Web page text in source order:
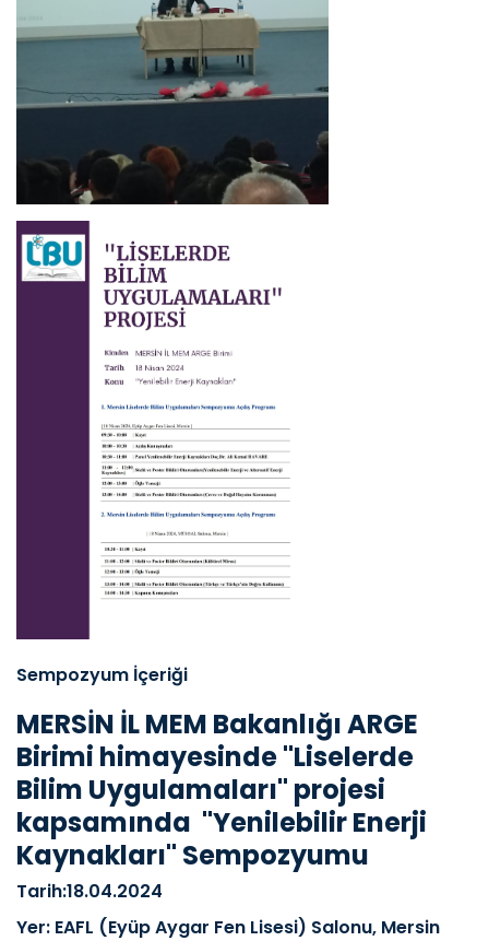
Sempozyum İçeriği
MERSİN İL MEM Bakanlığı ARGE
Birimi himayesinde "Liselerde
Bilim Uygulamaları" projesi
kapsamında "Yenilebilir Enerji
Kaynakları" Sempozyumu
Tarih:18.04.2024
Yer: EAFL (Eyüp Aygar Fen Lisesi) Salonu, Mersin